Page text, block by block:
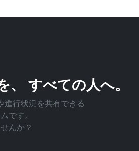
、 すべての人へ。
進行状況を共有できる
です。
んか？